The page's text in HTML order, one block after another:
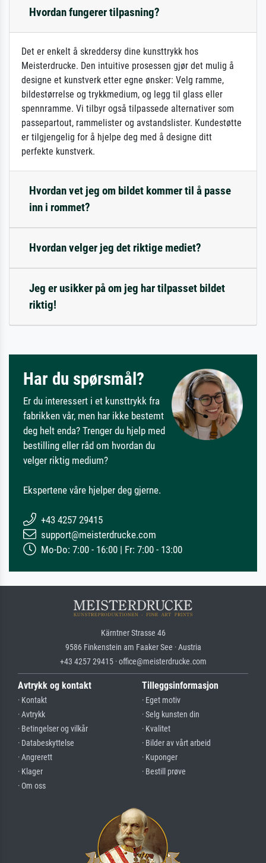
Hvordan fungerer tilpasning?
Det er enkelt å skreddersy dine kunsttrykk hos
Meisterdrucke. Den intuitive prosessen gjør det mulig å
designe et kunstverk etter egne ønsker: Velg ramme,
bildestørrelse og trykkmedium, og legg til glass eller
spennramme. Vi tilbyr også tilpassede alternativer som
passepartout, rammelister og avstandslister. Kundestøtte
er tilgjengelig for å hjelpe deg med å designe ditt
perfekte kunstverk.
Hvordan vet jeg om bildet kommer til å passe
inn i rommet?
Hvordan velger jeg det riktige mediet?
Jeg er usikker på om jeg har tilpasset bildet
riktig!
Har du spørsmål?
Er du interessert i et kunsttrykk fra
fabrikken vår, men har ikke bestemt
deg helt enda? Trenger du hjelp med
bestilling eller råd om hvordan du
velger riktig medium?
Ekspertene våre hjelper deg gjerne.
+43 4257 29415
support@meisterdrucke.com
Mo-Do: 7:00 - 16:00 | Fr: 7:00 - 13:00
Kärntner Strasse 46
9586 Finkenstein am Faaker See · Austria
+43 4257 29415 · office@meisterdrucke.com
Avtrykk og kontakt
· Kontakt
· Avtrykk
· Betingelser og vilkår
· Databeskyttelse
· Angrerett
· Klager
· Om oss
Tilleggsinformasjon
· Eget motiv
· Selg kunsten din
· Kvalitet
· Bilder av vårt arbeid
· Kuponger
· Bestill prøve